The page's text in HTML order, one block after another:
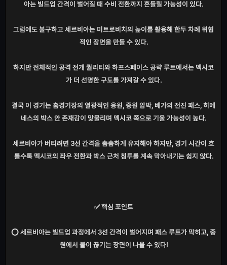
아는 빌드업 간격이 벌어질 때 수비 전환까지 흔들릴 가능성이 있다.
그럼에도 불구하고 세르비아는 미트로비치의 높이를 활용해 한두 차례 위협
적인 장면을 만들 수 있다.
하지만 전체적인 공격 전개 퀄리티와 하프스페이스 공략 루트에서는 멕시코
가 더 선명한 구도를 가져갈 수 있다.
결국 이 경기는 홈경기장의 열광적인 응원, 중원 압박, 베가의 전진 패스, 히메
네스의 박스 안 존재감이 맞물리며 멕시코 쪽으로 기울 가능성이 높다.
세르비아가 버티려면 3선 간격을 촘촘하게 유지해야 하지만, 경기 시간이 흐
를수록 멕시코의 좌우 전환과 박스 근처 침투를 계속 막아내기는 쉽지 않다.
✅ 핵심 포인트
⭕ 세르비아는 빌드업 과정에서 3선 간격이 벌어지며 패스 루트가 막히고, 중
원에서 볼이 끊기는 장면이 나올 수 있다!